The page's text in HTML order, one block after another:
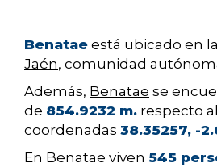
Benatae está ubicado en
Jaén, comunidad
Además, Benatae se
de 854.9232 m. respecto
coordenadas 38.35257, -
En Benatae viven 545